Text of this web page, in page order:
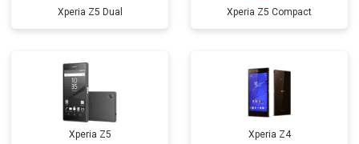
Xperia Z5 Dual Xperia Z5 Compact
Xperia Z5 Xperia Z4